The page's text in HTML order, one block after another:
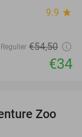
9.9 star
Regulier €54,50
€34
24%
Zoo